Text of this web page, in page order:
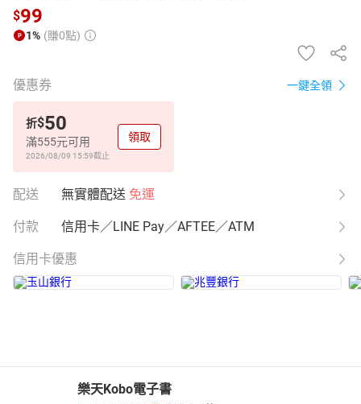
$99
1% (賺0點)
優惠券 一鍵全領
折$50
滿555元可用
2026/08/09 15:59截止
領取
配送 無實體配送 免運
付款 信用卡／LINE Pay／AFTEE／ATM
信用卡優惠
樂天Kobo電子書